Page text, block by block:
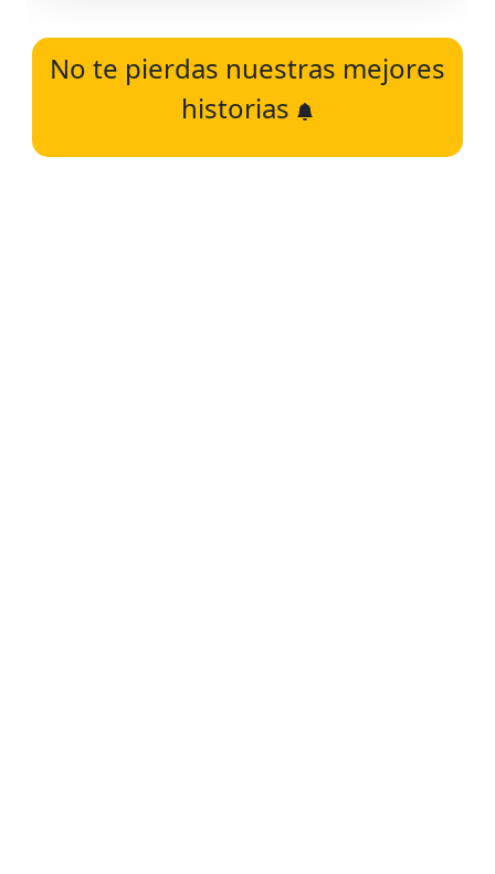
No te pierdas nuestras mejores
historias